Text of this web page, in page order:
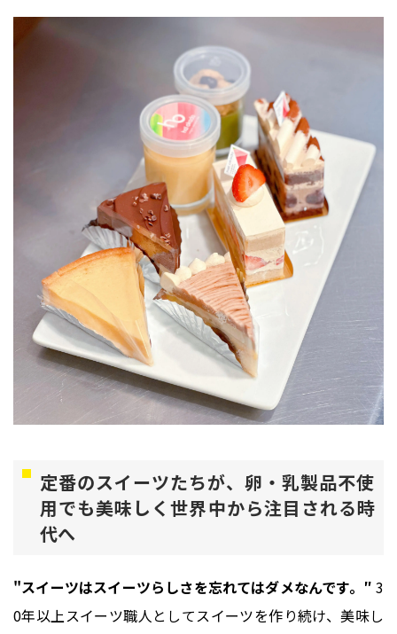
定番のスイーツたちが、卵・乳製品不使
用でも美味しく世界中から注目される時
代へ
"スイーツはスイーツらしさを忘れてはダメなんです。″ 3
0年以上スイーツ職人としてスイーツを作り続け、美味し